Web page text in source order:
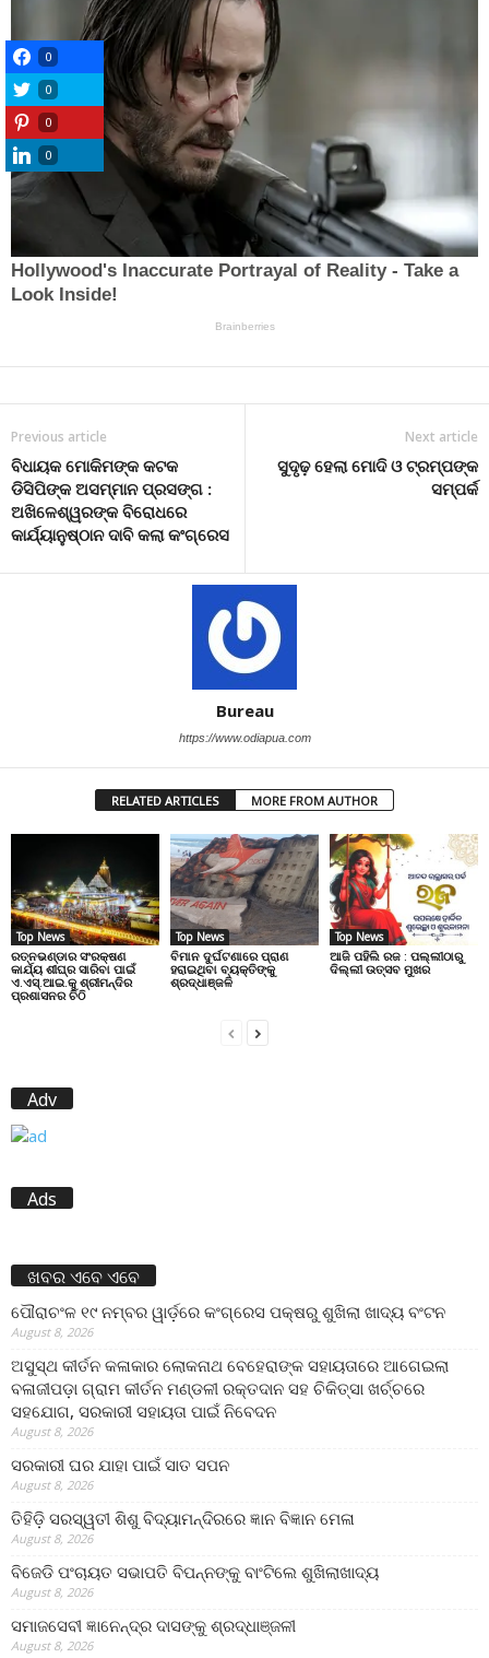
Previous article
ବିଧାୟକ ମୋକିମଙ୍କ କଟକ
ଡିସିପିଙ୍କ ଅସମ୍ମାନ ପ୍ରସଙ୍ଗ :
ଅଖିଳେଶ୍ୱରଙ୍କ ବିରୋଧରେ
କାର୍ଯ୍ୟାନୁଷ୍ଠାନ ଦାବି କଲା କଂଗ୍ରେସ
Next article
ସୁଦୃଢ଼ ହେଲା ମୋଦି ଓ ଟ୍ରମ୍ପଙ୍କ
ସମ୍ପର୍କ
Bureau
https://www.odiapua.com
RELATED ARTICLES MORE FROM AUTHOR
Top News
ରତ୍ନଭଣ୍ଡାର ସଂରକ୍ଷଣ
କାର୍ଯ୍ୟ ଶୀଘ୍ର ସାରିବା ପାଇଁ
ଏ.ଏସ୍.ଆଇ.କୁ ଶ୍ରୀମନ୍ଦିର
ପ୍ରଶାସନର ଚିଠି
Top News
ବିମାନ ଦୁର୍ଘଟଣାରେ ପ୍ରାଣ
ହରାଇଥିବା ବ୍ୟକ୍ତିଙ୍କୁ
ଶ୍ରଦ୍ଧାଞ୍ଜଳି
Top News
ଆଜି ପହିଲି ରଜ : ପଲ୍ଲୀଠାରୁ
ଦିଲ୍ଲୀ ଉତ୍ସବ ମୁଖର
Adv
Ads
ଖବର ଏବେ ଏବେ
ପୌରାଚଂଳ ୧୯ ନମ୍ବର ୱାର୍ଡ଼ରେ କଂଗ୍ରେସ ପକ୍ଷରୁ ଶୁଖିଲା ଖାଦ୍ୟ ବଂଟନ
August 8, 2026
ଅସୁସ୍ଥ କୀର୍ତନ କଳାକାର ଲୋକନାଥ ବେହେରାଙ୍କ ସହାୟତାରେ ଆଗେଇଲା
ବଳାଜୀପଡ଼ା ଗ୍ରାମ କୀର୍ତନ ମଣ୍ଡଳୀ ରକ୍ତଦାନ ସହ ଚିକିତ୍ସା ଖର୍ଚ୍ଚରେ
ସହଯୋଗ, ସରକାରୀ ସହାୟତା ପାଇଁ ନିବେଦନ
August 8, 2026
ସରକାରୀ ଘର ଯାହା ପାଇଁ ସାତ ସପନ
August 8, 2026
ତିହିଡି଼ ସରସ୍ୱତୀ ଶିଶୁ ବିଦ୍ୟାମନ୍ଦିରରେ ଜ୍ଞାନ ବିଜ୍ଞାନ ମେଳା
August 8, 2026
ବିଜେଡି ପଂଚାୟତ ସଭାପତି ବିପନ୍ନଙ୍କୁ ବାଂଟିଲେ ଶୁଖିଲାଖାଦ୍ୟ
August 8, 2026
ସମାଜସେବୀ ଜ୍ଞାନେନ୍ଦ୍ର ଦାସଙ୍କୁ ଶ୍ରଦ୍ଧାଞ୍ଜଳୀ
August 8, 2026
0
0
0
0